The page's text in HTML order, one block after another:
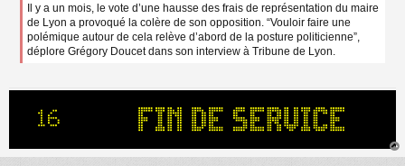
Il y a un mois, le vote d’une hausse des frais de représentation du maire
de Lyon a provoqué la colère de son opposition. “Vouloir faire une
polémique autour de cela relève d’abord de la posture politicienne”,
déplore Grégory Doucet dans son interview à Tribune de Lyon.
au